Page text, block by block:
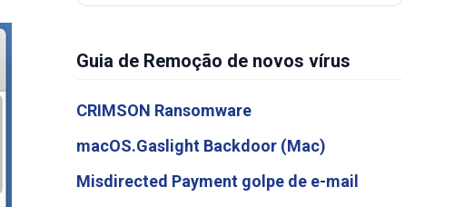
Guia de Remoção de novos vírus
CRIMSON Ransomware
macOS.Gaslight Backdoor (Mac)
Misdirected Payment golpe de e-mail